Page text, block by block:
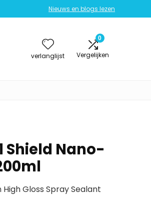
Nieuws en blogs lezen
verlanglijst
0
Vergelijken
Shield Nano-
Gloss Spray Sealant